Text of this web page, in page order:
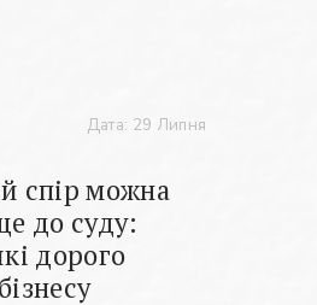
Дата: 29 Липня
спір можна
до суду:
дорого